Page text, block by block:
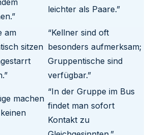
leichter als Paare.”
am
sitzen
“Kellner sind oft
besonders aufmerksam;
Gruppentische sind
verfügbar.”
machen
“In der Gruppe im Bus
findet man sofort
Kontakt zu